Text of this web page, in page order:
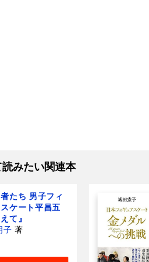
みたい関連本
者たち 男子フィ
ケート平昌五
て』
子 著